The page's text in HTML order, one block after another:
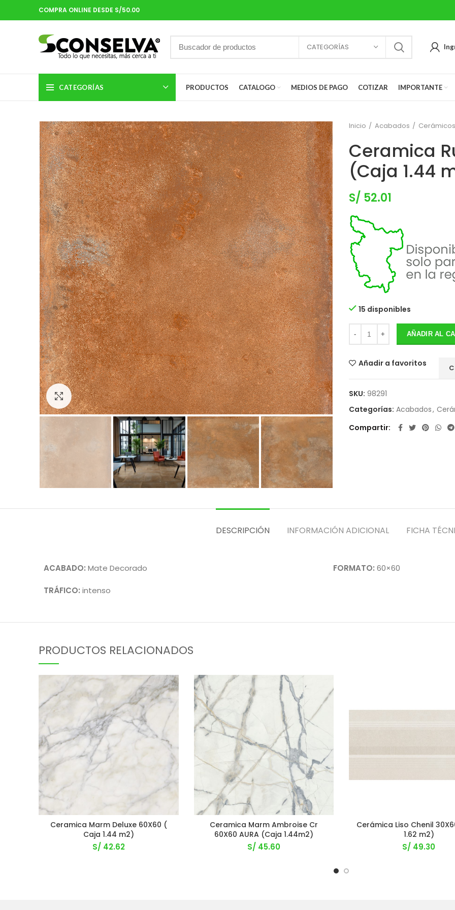
COMPRA ONLINE DESDE S/50.00
CATEGORÍAS
CATEGORÍAS PRODUCTOS CATALOGO MEDIOS DE PAGO COTIZAR IMPORTANTE
Clic para expandir
Inicio Acabados Cerámicos
Ceramica
(Caja 1.44
S/ 52.01
15 disponibles
AÑADIR AL
Añadir a favoritos
SKU: 98291
Categorías: Acabados,
Compartir
DESCRIPCIÓN INFORMACIÓN ADICIONAL FICHA
ACABADO: Mate Decorado FORMATO: 60×60
TRÁFICO: intenso
PRODUCTOS RELACIONADOS
Ceramica Marm Deluxe 60X60 (
Caja 1.44 m2)
S/42.62
Ceramica Marm Ambroise Cr
60X60 AURA (Caja 1.44m2)
S/45.60
Cerámica Liso Chenil
1.62 m2)
S/ 49.30